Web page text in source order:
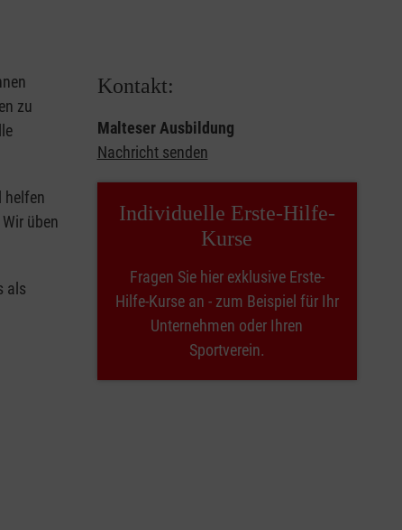
zu
helfen
üben
als
Kontakt:
Malteser Ausbildung
Nachricht senden
Individuelle Erste-Hilfe-
Kurse
Fragen Sie hier exklusive Erste-
Hilfe-Kurse an - zum Beispiel für Ihr
Unternehmen oder Ihren
Sportverein.